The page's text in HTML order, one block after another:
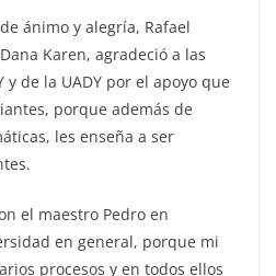
ánimo y alegría, Rafael
Karen, agradeció a las
y de la UADY por el apoyo que
porque además de
les enseña a ser
el maestro Pedro en
en general, porque mi
procesos y en todos ellos